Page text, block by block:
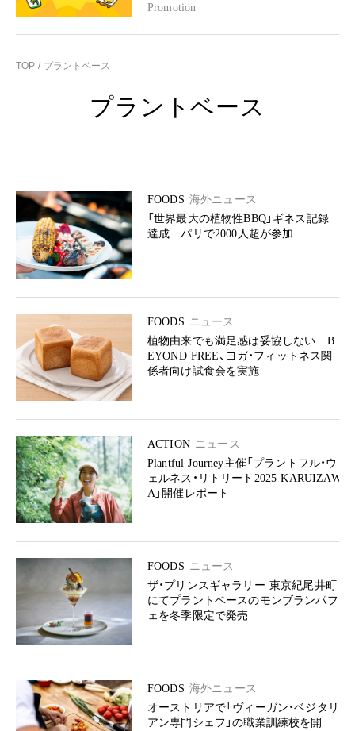
Promotion
TOP プラントベース
プラントベース
FOODS 海外ニュース
「世界最大の植物性BBQ」ギネス記録
達成 パリで2000人超が参加
FOODS ニュース
植物由来でも満足感は妥協しない B
EYOND FREE、ヨガ・フィットネス関
係者向け試食会を実施
ACTION ニュース
Plantful Journey主催「プラントフル・ウ
ェルネス・リトリート2025 KARUIZAW
A」開催レポート
FOODS ニュース
ザ・プリンスギャラリー 東京紀尾井町
にてプラントベースのモンブランパフ
ェを冬季限定で発売
FOODS 海外ニュース
オーストリアで「ヴィーガン・ベジタリ
アン専門シェフ」の職業訓練校を開